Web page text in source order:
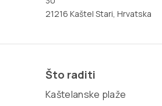
21216 Kaštel Stari, Hrvatska
Što raditi
Kaštelanske plaže